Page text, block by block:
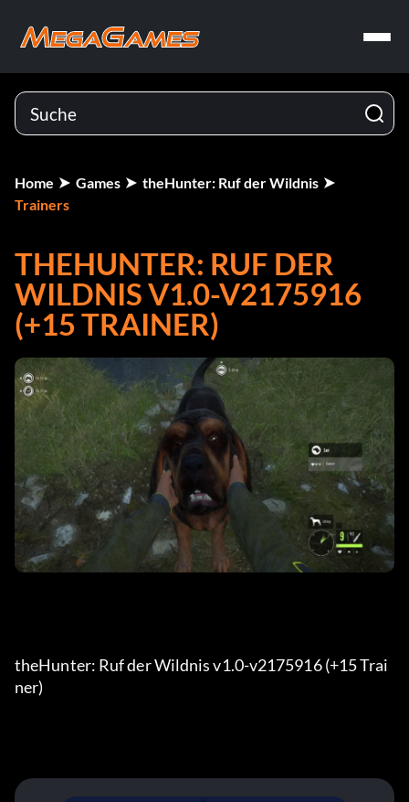
Home Games
theHunter: Ruf der Wildnis
Trainers
THEHUNTER: RUF DER
WILDNIS V1.0-V2175916
(+15 TRAINER)
theHunter: Ruf der Wildnis v1.0-v2175916 (+15 Trai
ner)